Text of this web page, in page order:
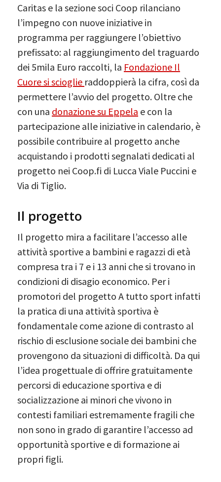
Caritas e la sezione soci Coop rilanciano
l’impegno con nuove iniziative in
programma per raggiungere l’obiettivo
prefissato: al raggiungimento del traguardo
dei 5mila Euro raccolti, la Fondazione Il
Cuore si scioglie raddoppierà la cifra, così da
permettere l’avvio del progetto. Oltre che
con una donazione su Eppela e con la
partecipazione alle iniziative in calendario, è
possibile contribuire al progetto anche
acquistando i prodotti segnalati dedicati al
progetto nei Coop.fi di Lucca Viale Puccini e
Via di Tiglio.
Il progetto
Il progetto mira a facilitare l’accesso alle
attività sportive a bambini e ragazzi di età
compresa tra i 7 e i 13 anni che si trovano in
condizioni di disagio economico. Per i
promotori del progetto A tutto sport infatti
la pratica di una attività sportiva è
fondamentale come azione di contrasto al
rischio di esclusione sociale dei bambini che
provengono da situazioni di difficoltà. Da qui
l’idea progettuale di offrire gratuitamente
percorsi di educazione sportiva e di
socializzazione ai minori che vivono in
contesti familiari estremamente fragili che
non sono in grado di garantire l’accesso ad
opportunità sportive e di formazione ai
propri figli.